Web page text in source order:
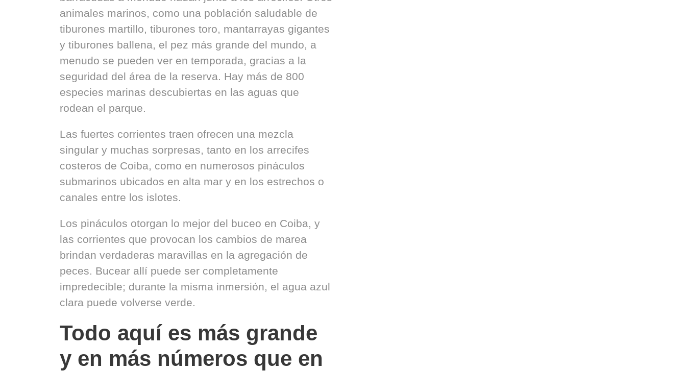
animales marinos, como una población saludable de
tiburones martillo, tiburones toro, mantarrayas gigantes
y tiburones ballena, el pez más grande del mundo, a
menudo se pueden ver en temporada, gracias a la
seguridad del área de la reserva. Hay más de 800
especies marinas descubiertas en las aguas que
rodean el parque.
Las fuertes corrientes traen ofrecen una mezcla
singular y muchas sorpresas, tanto en los arrecifes
costeros de Coiba, como en numerosos pináculos
submarinos ubicados en alta mar y en los estrechos o
canales entre los islotes.
Los pináculos otorgan lo mejor del buceo en Coiba, y
las corrientes que provocan los cambios de marea
brindan verdaderas maravillas en la agregación de
peces. Bucear allí puede ser completamente
impredecible; durante la misma inmersión, el agua azul
clara puede volverse verde.
Todo aquí es más grande
y en más números que en